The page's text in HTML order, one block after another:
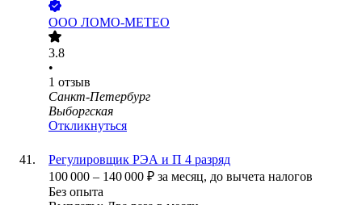
ООО ЛОМО-МЕТЕО
3.8
•
1 отзыв
Санкт-Петербург
Выборгская
Откликнуться
Регулировщик РЭА и П 4 разряд
100 000 – 140 000 ₽ за месяц, до вычета налогов
Без опыта